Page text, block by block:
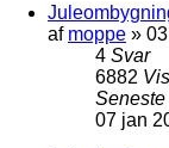
af moppe »
4 Svar
6882
07 jan